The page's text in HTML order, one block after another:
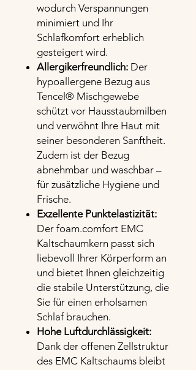
wodurch Verspannungen
minimiert und Ihr
Schlafkomfort erheblich
gesteigert wird.
Allergikerfreundlich: Der
hypoallergene Bezug aus
Tencel® Mischgewebe
schützt vor Hausstaubmilben
und verwöhnt Ihre Haut mit
seiner besonderen Sanftheit.
Zudem ist der Bezug
abnehmbar und waschbar –
für zusätzliche Hygiene und
Frische.
Exzellente Punktelastizität:
Der foam.comfort EMC
Kaltschaumkern passt sich
liebevoll Ihrer Körperform an
und bietet Ihnen gleichzeitig
die stabile Unterstützung, die
Sie für einen erholsamen
Schlaf brauchen.
Hohe Luftdurchlässigkeit:
Dank der offenen Zellstruktur
des EMC Kaltschaums bleibt